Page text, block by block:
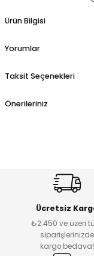
Ürün Bilgisi
Yorumlar
Taksit Seçenekleri
Önerileriniz
Ücretsiz
₺2.450 ve üzeri
siparişlerinizde
kargo bedava!